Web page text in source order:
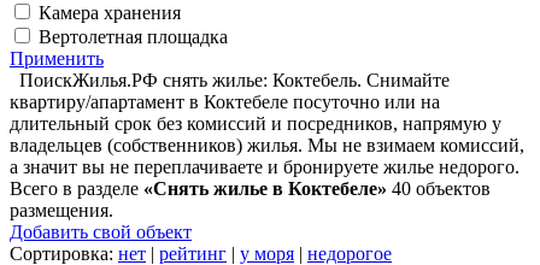
Камера хранения
Вертолетная площадка
Применить
ПоискЖилья.РФ снять жилье: Коктебель. Снимайте
квартиру/апартамент в Коктебеле посуточно или на
длительный срок без комиссий и посредников, напрямую у
владельцев (собственников) жилья. Мы не взимаем комиссий,
а значит вы не переплачиваете и бронируете жилье недорого.
Всего в разделе «Снять жилье в Коктебеле» 40 объектов
размещения.
Добавить свой объект
Сортировка: нет | рейтинг | у моря | недорогое